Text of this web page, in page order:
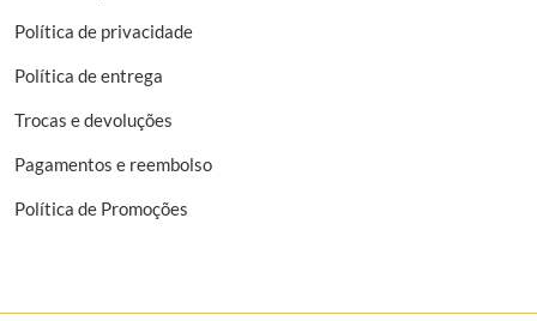
Política de privacidade
Política de entrega
Trocas e devoluções
Pagamentos e reembolso
Política de Promoções